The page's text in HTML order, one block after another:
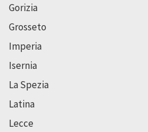
Gorizia
Grosseto
Imperia
Isernia
La Spezia
Latina
Lecce